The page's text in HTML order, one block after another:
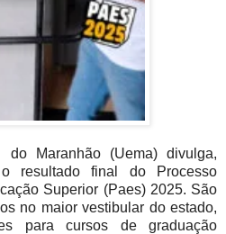
do Maranhão (Uema) divulga,
resultado final do Processo
Superior (Paes) 2025. São
no maior vestibular do estado,
para cursos de graduação